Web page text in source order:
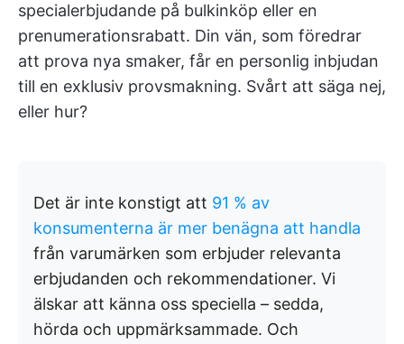
specialerbjudande på bulkinköp eller en
prenumerationsrabatt. Din vän, som föredrar
att prova nya smaker, får en personlig inbjudan
till en exklusiv provsmakning. Svårt att säga nej,
eller hur?
Det är inte konstigt att 91 % av
konsumenterna är mer benägna att handla
från varumärken som erbjuder relevanta
erbjudanden och rekommendationer. Vi
älskar att känna oss speciella – sedda,
hörda och uppmärksammade. Och